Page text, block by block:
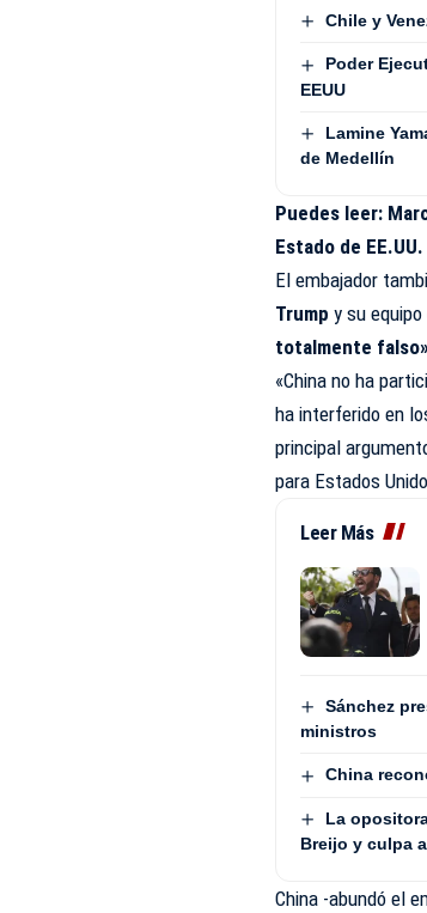
Chile y
Poder
EEUU
Lamine
de Medellín
Puedes leer:
Estado de EE.UU.
El embajador
Trump y su
totalmente
«China no ha
ha interferido en
principal
para Estados
Leer Más
Sánchez
ministros
China
La
Breijo y culpa
China -abundó el